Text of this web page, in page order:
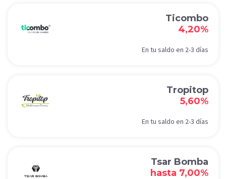
Ticombo
4,20%
En tu saldo en 2-3 días
Tropitop
5,60%
En tu saldo en 2-3 días
Tsar Bomba
hasta 7,00%